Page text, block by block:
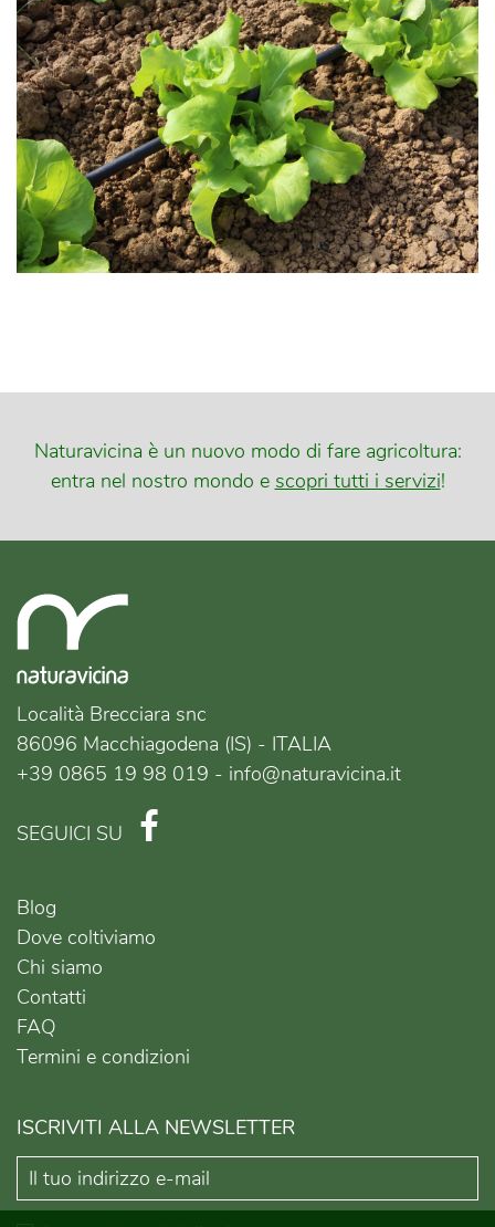
Naturavicina è un nuovo modo di fare agricoltura:
entra nel nostro mondo e scopri tutti i servizi!
Località Brecciara snc
86096 Macchiagodena (IS) - ITALIA
+39 0865 19 98 019 - info@naturavicina.it
SEGUICI SU
Blog
Dove coltiviamo
Chi siamo
Contatti
FAQ
Termini e condizioni
ISCRIVITI ALLA NEWSLETTER